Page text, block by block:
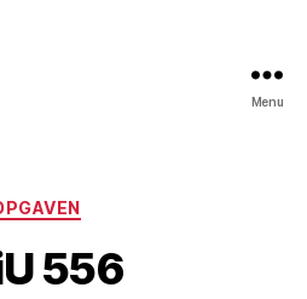
Menu
Categorieën
556